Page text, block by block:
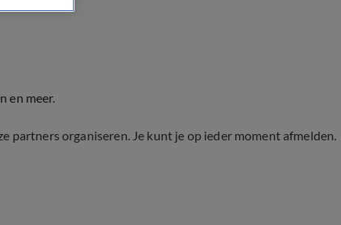
en meer.
partners organiseren. Je kunt je op ieder moment afmelden.